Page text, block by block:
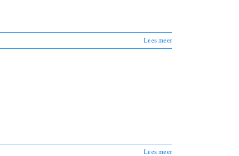
Lees meer
Lees meer